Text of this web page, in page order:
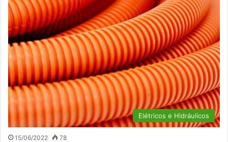
Elétricos e Hidráulicos
15/06/2022 78